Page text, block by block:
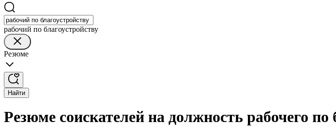
рабочий по благоустройству
Резюме
Найти
Резюме соискателей на должность рабочего по